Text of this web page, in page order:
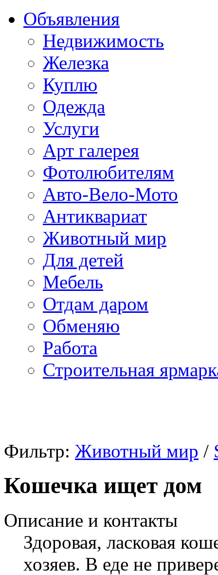
Объявления
Недвижимость
Железка
Куплю
Одежда
Услуги
Арт галерея
Фотолюбителям
Авто-Вело-Мото
Антиквариат
Животный мир
Для детей
Мебель
Отдам даром
Обменяю
Работа
Строительная
Фильтр: Животный мир /
Кошечка ищет дом
Описание и контакты
Здоровая, ласковая
хозяев. В еде не